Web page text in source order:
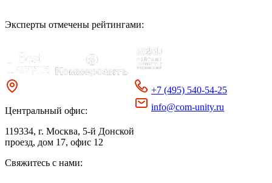
Эксперты отмечены рейтингами:
Центральный офис:
119334, г. Москва, 5-й Донской
проезд, дом 17, офис 12
+7 (495) 540-54-25
info@com-unity.ru
Свяжитесь с нами: